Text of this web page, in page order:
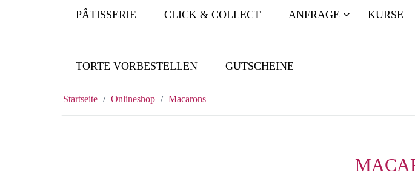
PÂTISSERIE CLICK & COLLECT ANFRAGE KURSE
TORTE VORBESTELLEN GUTSCHEINE
Startseite Onlineshop Macarons